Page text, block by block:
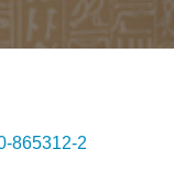
865312-2